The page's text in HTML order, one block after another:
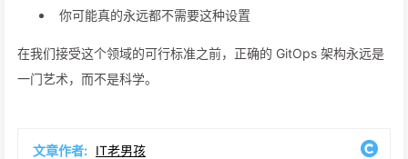
你可能真的永远都不需要这种设置
在我们接受这个领域的可行标准之前，正确的 GitOps 架构永远是
一门艺术，而不是科学。
文章作者: IT老男孩